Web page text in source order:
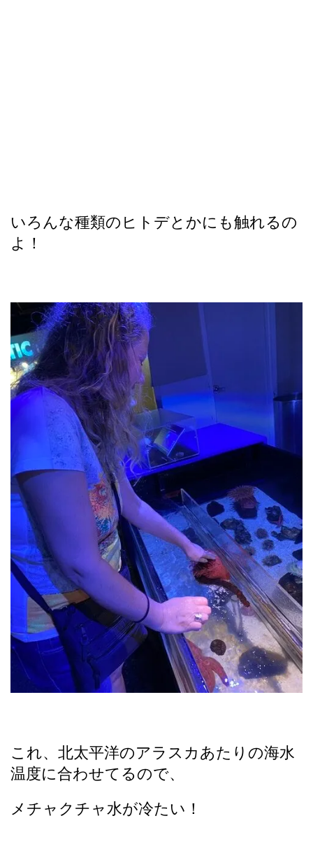
いろんな種類のヒトデとかにも触れるの
よ！
これ、北太平洋のアラスカあたりの海水
温度に合わせてるので、
メチャクチャ水が冷たい！